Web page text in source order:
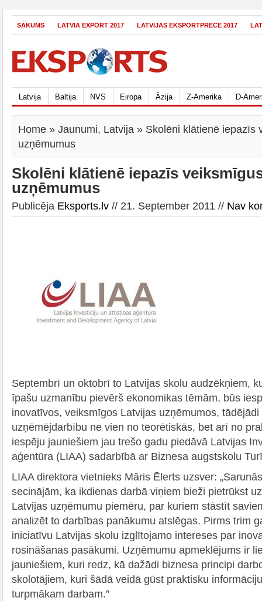
SĀKUMS LATVIA EXPORT 2017 LATVIJAS EKSPORTPRECE 2017
Latvija Baltija NVS Eiropa Āzija Z-Amerika D-
Home » Jaunumi, Latvija » Skolēni klātienē iepazīs
uzņēmumus
Skolēni klātienē iepazīs
uzņēmumus
Publicēja Eksports.lv // 21. September 2011 // Nav
Septembrī un oktobrī to Latvijas skolu audzēkņiem,
īpašu uzmanību pievērš ekonomikas tēmām, būs
inovatīvos, veiksmīgos Latvijas uzņēmumos,
uzņēmējdarbību ne vien no teorētiskās, bet arī no
iespēju jauniešiem jau trešo gadu piedāvā Latvijas
aģentūra (LIAA) sadarbībā ar Biznesa augstskolu
LIAA direktora vietnieks Māris Ēlerts uzsver:
secinājām, ka ikdienas darbā viņiem bieži pietrūkst
Latvijas uzņēmumu piemēru, par kuriem stāstīt
analizēt to darbības panākumu atslēgas. Pirms trim
iniciatīvu Latvijas skolu izglītojamo intereses par
rosināšanas pasākumi. Uzņēmumu apmeklējums ir
jauniešiem, kuri redz, kā dažādi biznesa principi
skolotājiem, kuri šādā veidā gūst praktisku
turpmākam darbam.”